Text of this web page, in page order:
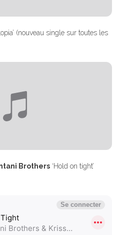
(nouveau single sur toutes les
Brothers ‘Hold on tight’